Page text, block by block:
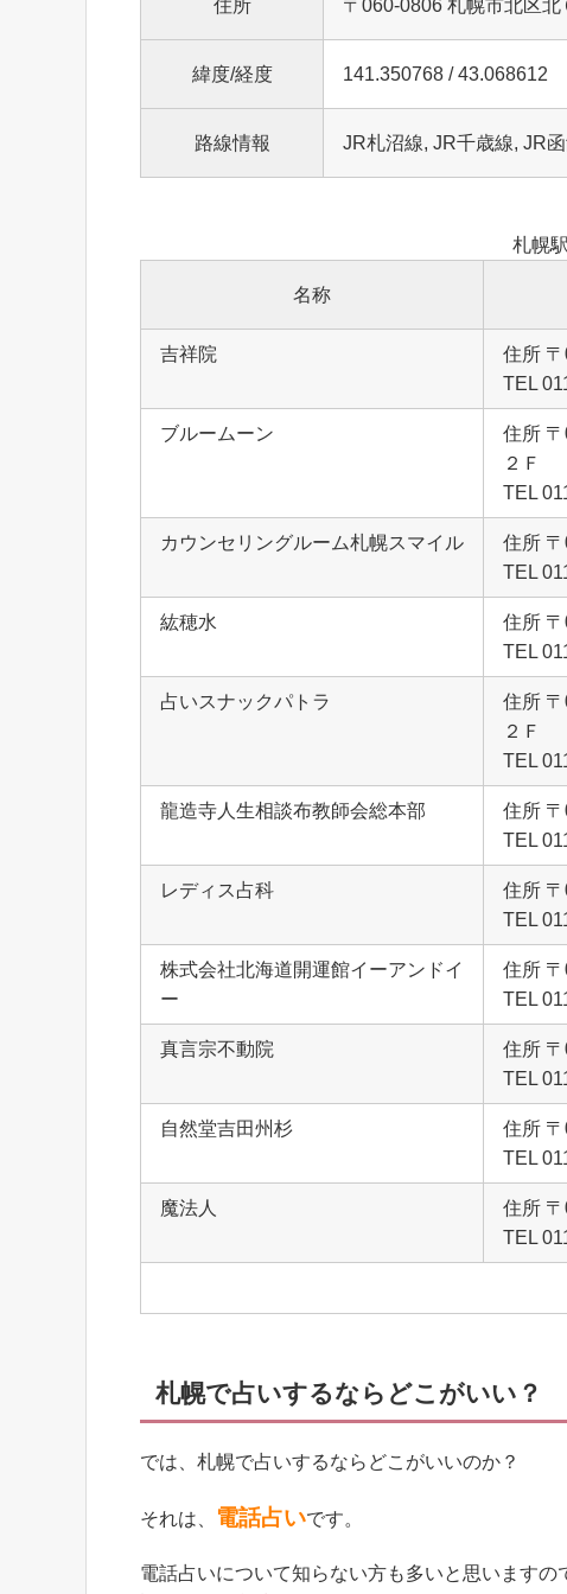
住所 〒060-0806 札幌市北区北
緯度/経度 141.350768 / 43.068612
路線情報 JR札沼線, JR千歳線, JR
札幌
名称
吉祥院
住所
TEL
ブルームーン
住所
２Ｆ
TEL
カウンセリングルーム札幌スマイル
住所
TEL
紘穂水
住所
TEL
占いスナックパトラ
住所
２Ｆ
TEL
龍造寺人生相談布教師会総本部
住所
TEL
レディス占科
住所
TEL
株式会社北海道開運館イーアンドイ
ー
住所
TEL
真言宗不動院
住所
TEL
自然堂吉田州杉
住所
TEL
魔法人
住所
TEL
札幌で占いするならどこがいい？
では、札幌で占いするならどこがいいのか？
それは、 電話占いです。
電話占いについて知らない方も多いと思いますの